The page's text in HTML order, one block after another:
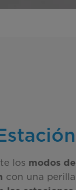
los modos de
con una perilla